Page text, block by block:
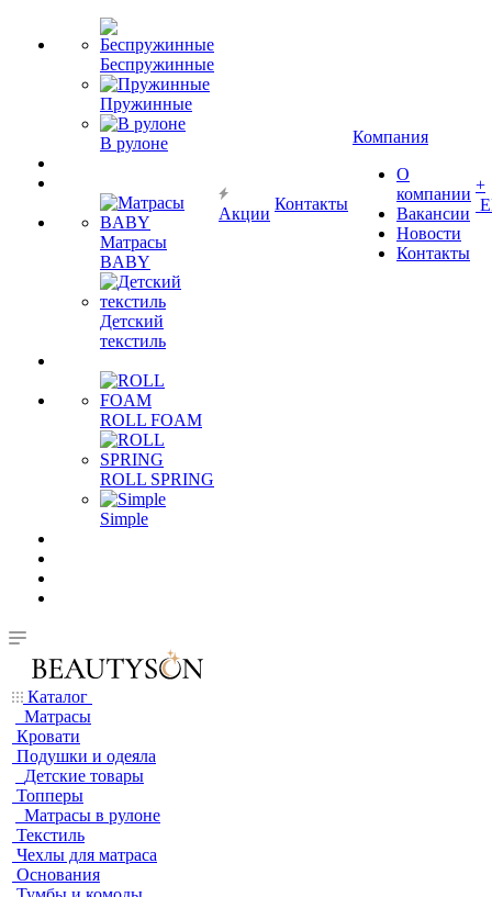
Беспружинные
Пружинные
В рулоне
Матрасы
BABY
Детский
текстиль
ROLL FOAM
ROLL SPRING
Simple
Акции
Контакты
Компания
О
компании
Вакансии
Новости
Контакты
+
Каталог
Матрасы
Кровати
Подушки и одеяла
Детские товары
Топперы
Матрасы в рулоне
Текстиль
Чехлы для матраса
Основания